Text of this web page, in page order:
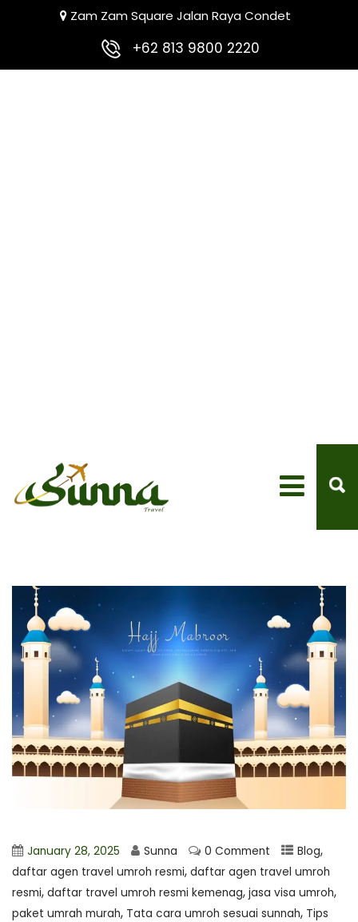
Zam Zam Square Jalan Raya Condet
+62 813 9800 2220
January 28, 2025 Sunna 0 Comment Blog,
daftar agen travel umroh resmi, ⁠daftar agen travel umroh
resmi, daftar travel umroh resmi kemenag, jasa visa umroh,
paket umrah murah, Tata cara umroh sesuai sunnah, Tips